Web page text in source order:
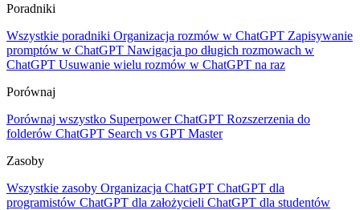
Poradniki
Wszystkie poradniki Organizacja rozmów w ChatGPT Zapisywanie
promptów w ChatGPT Nawigacja po długich rozmowach w
ChatGPT Usuwanie wielu rozmów w ChatGPT na raz
Porównaj
Porównaj wszystko Superpower ChatGPT Rozszerzenia do
folderów ChatGPT Search vs GPT Master
Zasoby
Wszystkie zasoby Organizacja ChatGPT ChatGPT dla
programistów ChatGPT dla założycieli ChatGPT dla studentów